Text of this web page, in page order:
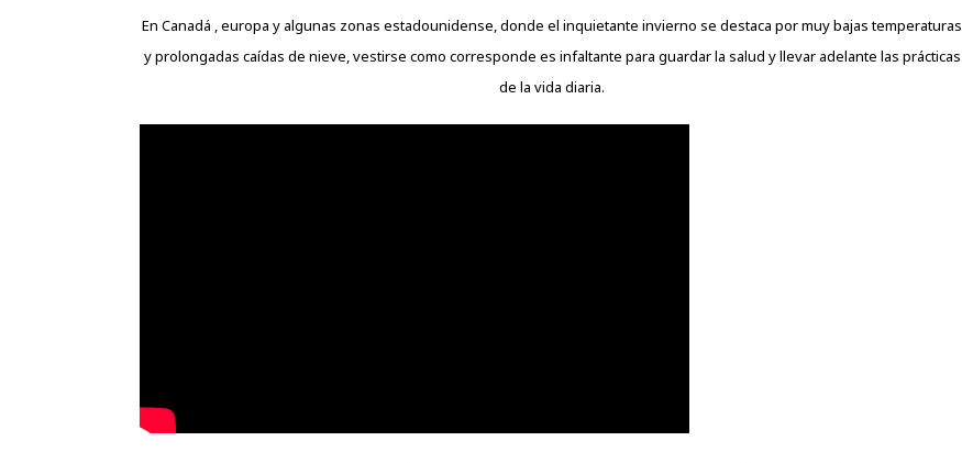
En Canadá , europa y algunas zonas estadounidense, donde el inquietante invierno se destaca por muy bajas temperaturas
y prolongadas caídas de nieve, vestirse como corresponde es infaltante para guardar la salud y llevar adelante las prácticas
de la vida diaria.